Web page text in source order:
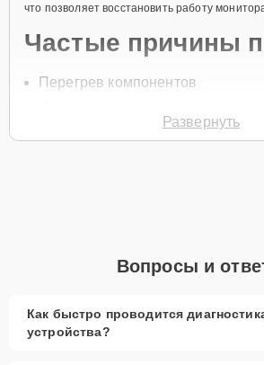
что позволяет восстановить работу
Частые причины
Перегрев компонентов
обсуждения всех деталей и записи на
сервиса
Развернуть
Вопросы и
Как быстро проводится
устройства?